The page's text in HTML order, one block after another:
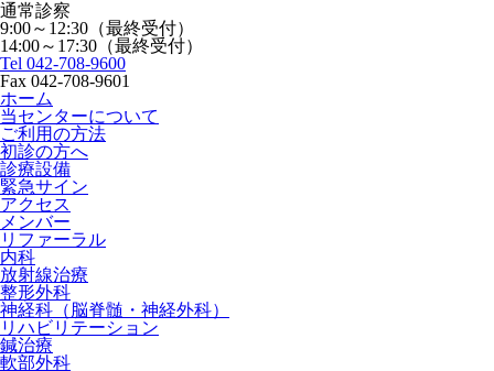
通常診察
9:00～12:30（最終受付）
14:00～17:30（最終受付）
Tel 042-708-9600
Fax 042-708-9601
ホーム
当センターについて
ご利用の方法
初診の方へ
診療設備
緊急サイン
アクセス
メンバー
リファーラル
内科
放射線治療
整形外科
神経科（脳脊髄・神経外科）
リハビリテーション
鍼治療
軟部外科